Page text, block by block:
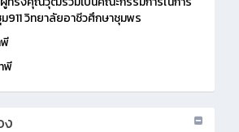
911 วิทยาลัยอาชีวศึกษาชุมพร
พี
ง